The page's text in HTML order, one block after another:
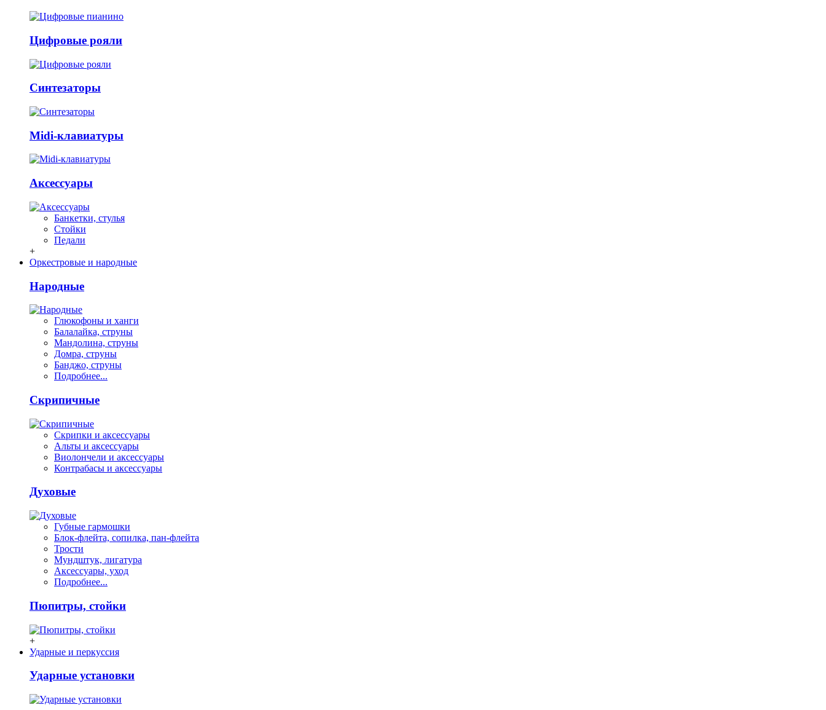
Цифровые рояли
Синтезаторы
Midi-клавиатуры
Аксессуары
Банкетки, стулья
Стойки
Педали
+
Оркестровые и народные
Народные
Глюкофоны и ханги
Балалайка, струны
Мандолина, струны
Домра, струны
Банджо, струны
Подробнее...
Скрипичные
Скрипки и аксессуары
Альты и аксессуары
Виолончели и аксессуары
Контрабасы и аксессуары
Духовые
Губные гармошки
Блок-флейта, сопилка, пан-флейта
Трости
Мундштук, лигатура
Аксессуары, уход
Подробнее...
Пюпитры, стойки
+
Ударные и перкуссия
Ударные установки